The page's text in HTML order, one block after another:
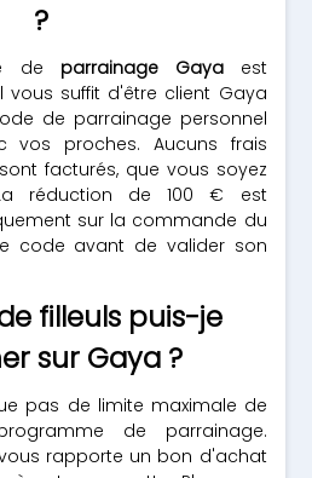
?
de parrainage Gayaest
vous suffit d'être client Gaya
de parrainage personnel
vos proches. Aucuns frais
facturés, que vous soyez
réduction de 100 € est
sur la commande du
code avant de valider son
filleuls puis-je
sur Gaya ?
pas de limite maximale de
de parrainage.
rapporte un bon d'achat